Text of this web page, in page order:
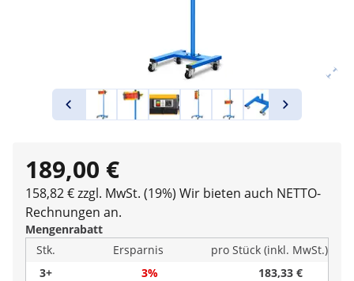
189,00 €
158,82 € zzgl. MwSt. (19%) Wir bieten auch NETTO-
Rechnungen an.
Mengenrabatt
Stk.
Ersparnis
pro Stück (inkl. MwSt.)
3+
3%
183,33 €